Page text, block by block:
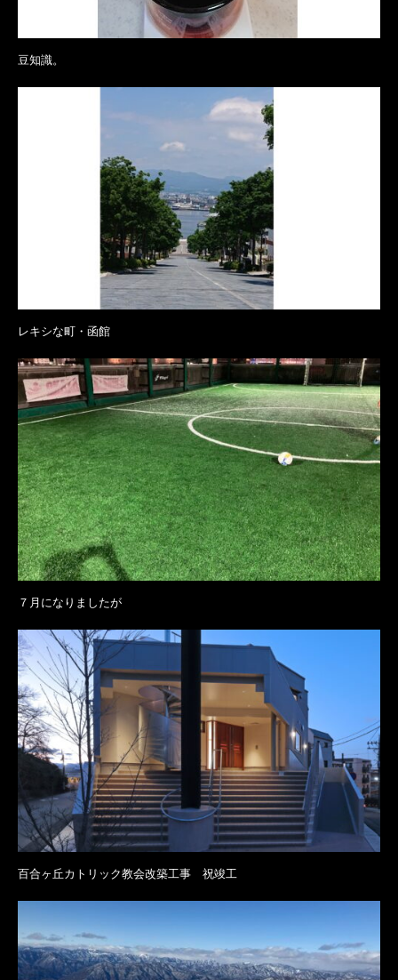
豆知識。
レキシな町・函館
７月になりましたが
百合ヶ丘カトリック教会改築工事 祝竣工